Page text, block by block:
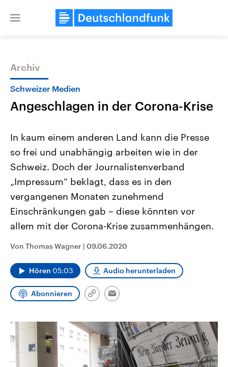
Close
Themen
Landtagswahl Sachsen-Anhalt
2026
Alle Informationen
Sachsen-Anhalt wählt am 6.
September 2026 einen neuen
Landtag. Seit 2021 wird das
Bundesland von einer Koalition aus
Umfragen, Prognosen,
Wahlprogramme, aktuelle Berichte
und Kandidaten der anstehenden
Wahl.
USA
Aktuelle Beiträge,
Hintergründe
Wirtschaftlich und
gehören die Vereinigten
mit großem Einfluss auf
Archiv
Schweizer Medien
Angeschlagen in der Corona-Krise
In kaum einem anderen Land kann die Presse
so frei und unabhängig arbeiten wie in der
Schweiz. Doch der Journalistenverband
„Impressum“ beklagt, dass es in den
vergangenen Monaten zunehmend
Einschränkungen gab – diese könnten vor
allem mit der Corona-Krise zusammenhängen.
Von Thomas Wagner | 09.06.2020
Hören 05:03 Audio herunterladen
Abonnieren
Link
Email